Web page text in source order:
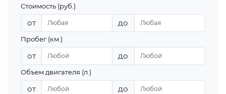
Стоимость (руб.)
от до
Пробег (км.)
от до
Объем двигателя (л.)
от до